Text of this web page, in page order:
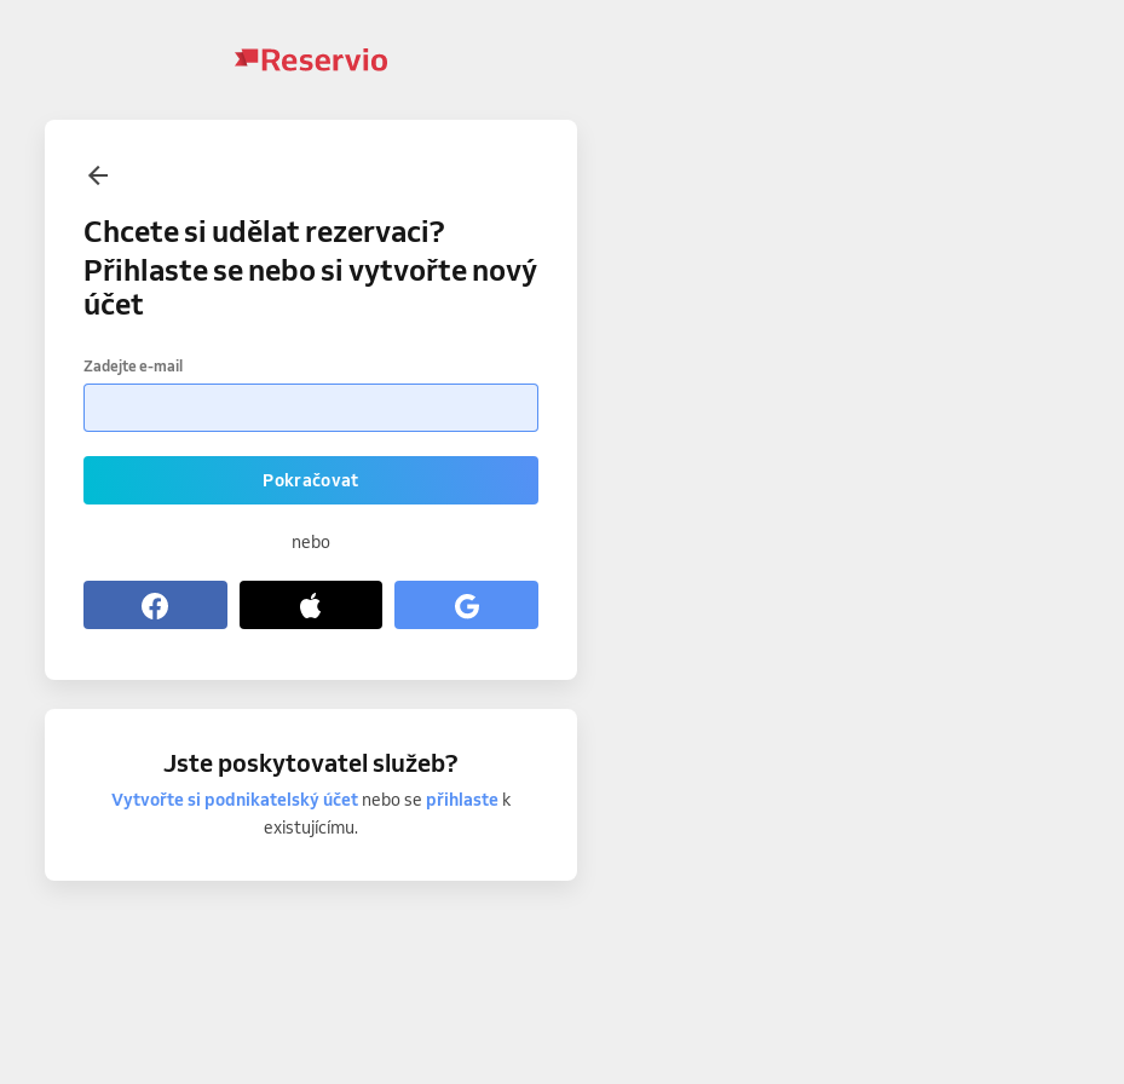
Chcete si udělat rezervaci?
Přihlaste se nebo si vytvořte nový
účet
Zadejte e-mail
Pokračovat
nebo
Jste poskytovatel služeb?
Vytvořte si podnikatelský účetnebo se přihlastek
existujícímu.